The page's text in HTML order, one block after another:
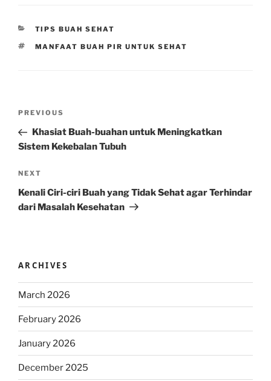
CATEGORIES
TIPS BUAH SEHAT
TAGS
MANFAAT BUAH PIR UNTUK SEHAT
Previous
Post
PREVIOUS
Khasiat Buah-buahan untuk Meningkatkan
Sistem Kekebalan Tubuh
Next
Post
NEXT
Kenali Ciri-ciri Buah yang Tidak Sehat agar Terhindar
dari Masalah Kesehatan
ARCHIVES
March 2026
February 2026
January 2026
December 2025